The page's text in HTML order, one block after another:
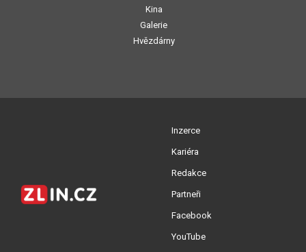
Kina
Galerie
Hvězdárny
Inzerce
Kariéra
Redakce
Partneři
Facebook
YouTube